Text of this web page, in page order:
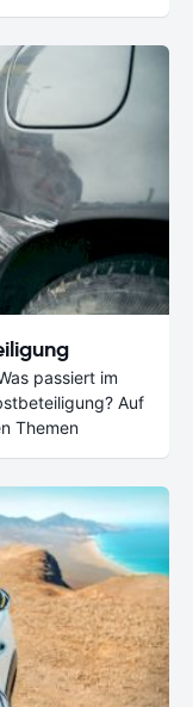
passiert im
Auf
Themen